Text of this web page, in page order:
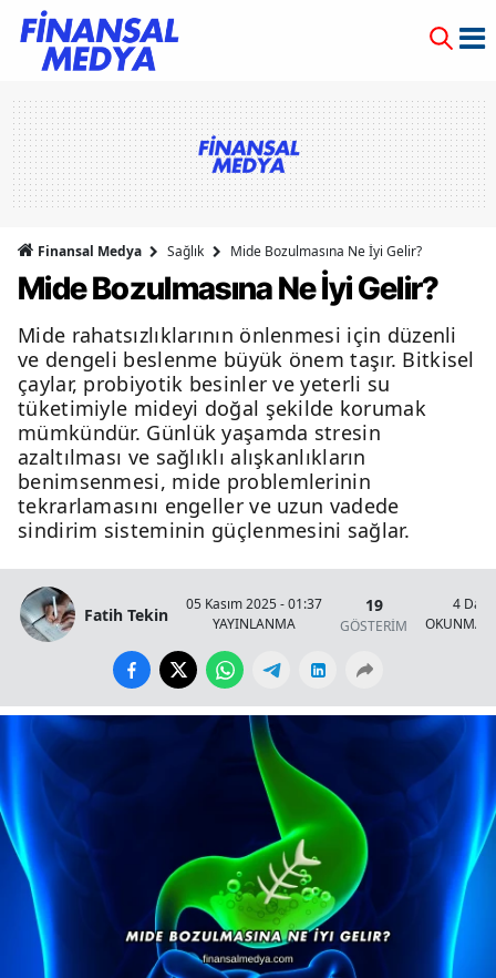
Finansal Medya Sağlık Mide Bozulmasına Ne İyi Gelir?
Mide Bozulmasına Ne İyi Gelir?
Mide rahatsızlıklarının önlenmesi için düzenli
ve dengeli beslenme büyük önem taşır. Bitkisel
çaylar, probiyotik besinler ve yeterli su
tüketimiyle mideyi doğal şekilde korumak
mümkündür. Günlük yaşamda stresin
azaltılması ve sağlıklı alışkanlıkların
benimsenmesi, mide problemlerinin
tekrarlamasını engeller ve uzun vadede
sindirim sisteminin güçlenmesini sağlar.
Fatih Tekin
05 Kasım 2025 - 01:37
YAYINLANMA
19
GÖSTERİM
4
OKUNMA